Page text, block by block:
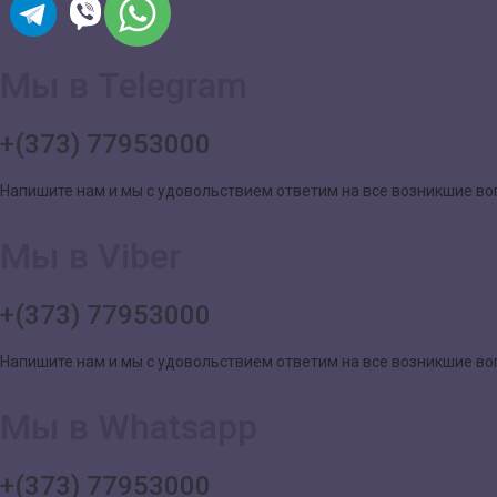
+(373) 77953000
Напишите нам и мы с удовольствием ответим на все возникшие
+(373) 77953000
Напишите нам и мы с удовольствием ответим на все возникшие
+(373) 77953000